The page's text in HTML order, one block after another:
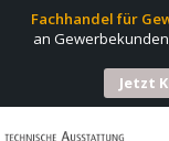
Fachhandel für
an
Jetzt